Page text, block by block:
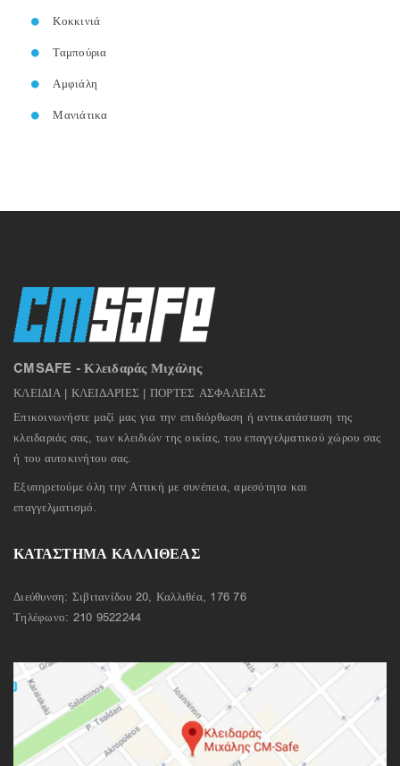
Κοκκινιά
Ταμπούρια
Αμφιάλη
Μανιάτικα
CMSAFE - Κλειδαράς Μιχάλης
ΚΛΕΙΔΙΑ | ΚΛΕΙΔΑΡΙΕΣ | ΠΟΡΤΕΣ ΑΣΦΑΛΕΙΑΣ
Επικοινωνήστε μαζί μας για την επιδιόρθωση ή αντικατάσταση της
κλειδαριάς σας, των κλειδιών της οικίας, του επαγγελματικού χώρου σας
ή του αυτοκινήτου σας.
Εξυπηρετούμε όλη την Αττική με συνέπεια, αμεσότητα και
επαγγελματισμό.
ΚΑΤΑΣΤΗΜΑ ΚΑΛΛΙΘΕΑΣ
Διεύθυνση: Σιβιτανίδου 20, Καλλιθέα, 176 76
Τηλέφωνο: 210 9522244